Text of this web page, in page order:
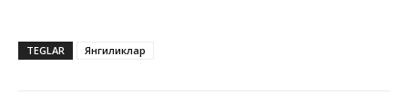
TEGLAR Янгиликлар